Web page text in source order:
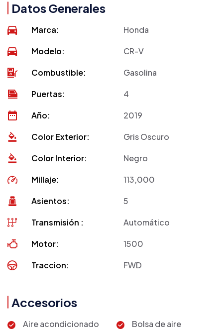
Datos Generales
Marca: Honda
Modelo: CR-V
Combustible: Gasolina
Puertas: 4
Año: 2019
Color Exterior: Gris Oscuro
Color Interior: Negro
Millaje: 113,000
Asientos: 5
Transmisión : Automático
Motor: 1500
Traccion: FWD
Accesorios
Aire acondicionado
Bolsa de aire